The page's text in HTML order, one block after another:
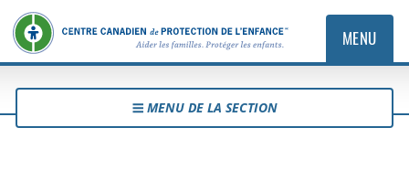
MENU
MENU DE LA SECTION